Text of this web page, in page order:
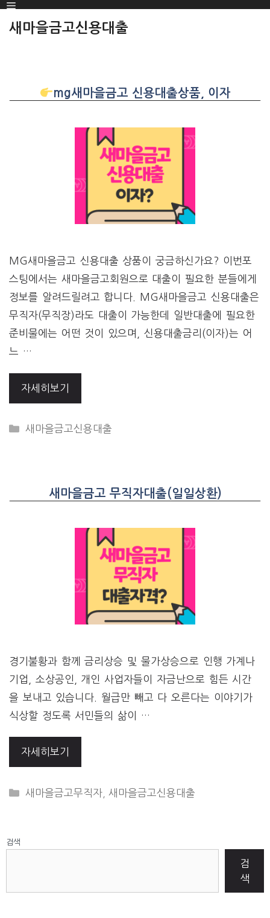
SKIP
TO
Menu
새마을금고신용대출
mg새마을금고 신용대출상품, 이자
MG새마을금고 신용대출 상품이 궁금하신가요? 이번포
스팅에서는 새마을금고회원으로 대출이 필요한 분들에게
정보를 알려드릴려고 합니다. MG새마을금고 신용대출은
무직자(무직장)라도 대출이 가능한데 일반대출에 필요한
준비물에는 어떤 것이 있으며, 신용대출금리(이자)는 어
느 …
자세히보기
CATEGORIES
새마을금고신용대출
새마을금고 무직자대출(일일상환)
경기불황과 함께 금리상승 및 물가상승으로 인행 가계나
기업, 소상공인, 개인 사업자들이 자금난으로 힘든 시간
을 보내고 있습니다. 월급만 빼고 다 오른다는 이야기가
식상할 정도록 서민들의 삶이 …
자세히보기
CATEGORIES
새마을금고무직자 ,새마을금고신용대출
검색
검
색